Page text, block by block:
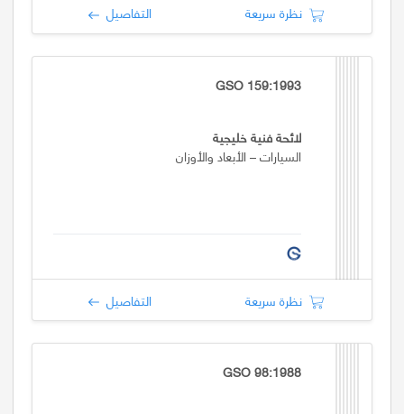
نظرة سريعة التفاصيل
GSO 159:1993
لائحة فنية خليجية
السيارات – الأبعاد والأوزان
نظرة سريعة التفاصيل
GSO 98:1988